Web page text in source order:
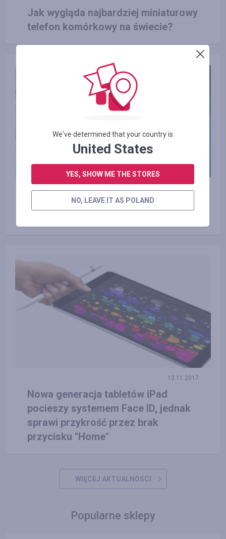
Jak wygląda najbardziej miniaturowy
telefon komórkowy na świecie?
Intel odłożył produkcję nowych
13.11.2017
Nowa generacja tabletów iPad
pocieszy systemem Face ID, jednak
sprawi przykrość przez brak
przycisku "Home"
WIĘCEJ AKTUALNOŚCI
Popularne sklepy
We've determined that your country is
United States
YES, SHOW ME THE STORES
NO, LEAVE IT AS POLAND